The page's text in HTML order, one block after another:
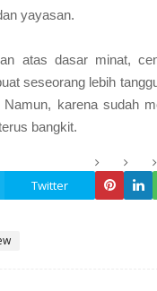
yayasan.
atas dasar minat,
seseorang lebih
Namun, karena sudah
bangkit.
Twitter